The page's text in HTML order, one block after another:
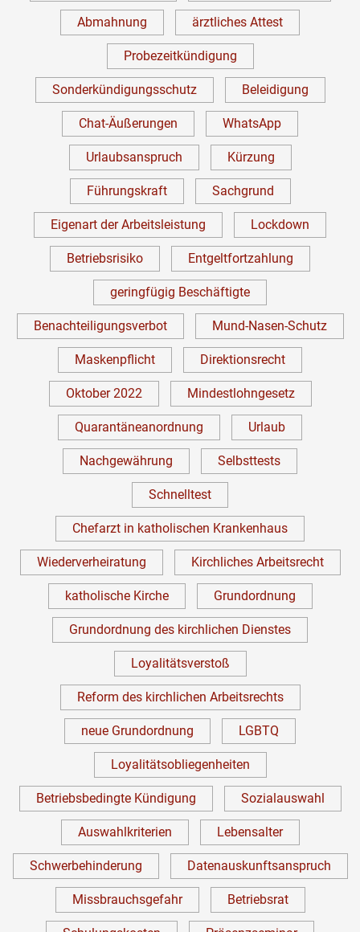
Abmahnung ärztliches Attest
Probezeitkündigung
Sonderkündigungsschutz Beleidigung
Chat-Äußerungen WhatsApp
Urlaubsanspruch Kürzung
Führungskraft Sachgrund
Eigenart der Arbeitsleistung Lockdown
Betriebsrisiko Entgeltfortzahlung
geringfügig Beschäftigte
Benachteiligungsverbot Mund-Nasen-Schutz
Maskenpflicht Direktionsrecht
Oktober 2022 Mindestlohngesetz
Quarantäneanordnung Urlaub
Nachgewährung Selbsttests
Schnelltest
Chefarzt in katholischen Krankenhaus
Wiederverheiratung Kirchliches Arbeitsrecht
katholische Kirche Grundordnung
Grundordnung des kirchlichen Dienstes
Loyalitätsverstoß
Reform des kirchlichen Arbeitsrechts
neue Grundordnung LGBTQ
Loyalitätsobliegenheiten
Betriebsbedingte Kündigung Sozialauswahl
Auswahlkriterien Lebensalter
Schwerbehinderung Datenauskunftsanspruch
Missbrauchsgefahr Betriebsrat